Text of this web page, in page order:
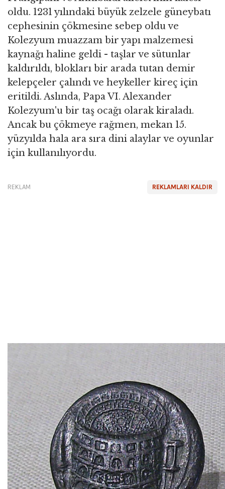
oldu. 1231 yılındaki büyük zelzele güneybatı
cephesinin çökmesine sebep oldu ve
Kolezyum muazzam bir yapı malzemesi
kaynağı haline geldi - taşlar ve sütunlar
kaldırıldı, blokları bir arada tutan demir
kelepçeler çalındı ​​ve heykeller kireç için
eritildi. Aslında, Papa VI. Alexander
Kolezyum'u bir taş ocağı olarak kiraladı.
Ancak bu çökmeye rağmen, mekan 15.
yüzyılda hala ara sıra dini alaylar ve oyunlar
için kullanılıyordu.
REKLAMLARI KALDIR
REKLAM